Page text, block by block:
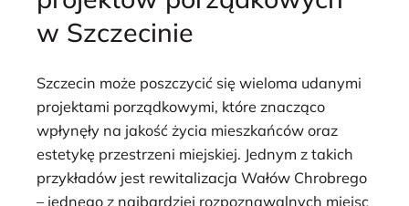
w Szczecinie
Szczecin może poszczycić się wieloma udanymi
projektami porządkowymi, które znacząco
wpłynęły na jakość życia mieszkańców oraz
estetykę przestrzeni miejskiej. Jednym z takich
przykładów jest rewitalizacja Wałów Chrobrego
– jednego z najbardziej rozpoznawalnych miejsc